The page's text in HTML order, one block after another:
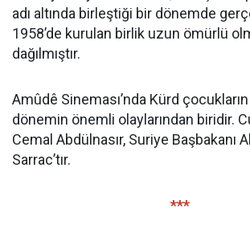
adı altında birleştiği bir dönemde
1958’de kurulan birlik uzun ömürlü
dağılmıştır.
Amûdê Sineması’nda Kürd çocukların
dönemin önemli olaylarından biridir.
Cemal Abdülnasır, Suriye Başbakanı
Sarrac’tır.
***